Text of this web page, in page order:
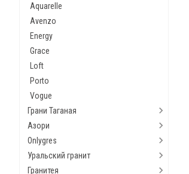
Aquarelle
Avenzo
Energy
Grace
Loft
Porto
Vogue
Грани Таганая
Азори
Onlygres
Уральский гранит
Гранитея